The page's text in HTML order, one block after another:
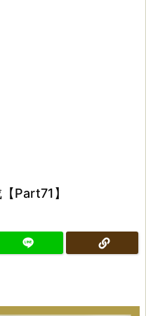
Part71】